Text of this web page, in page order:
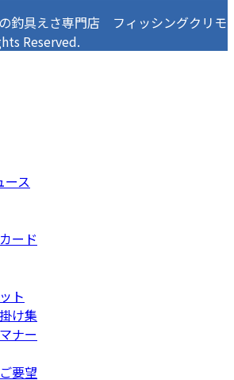
釣具えさ専門店 フィッシングクリモ
Reserved.
ース
ード
ト
け集
ナー
要望